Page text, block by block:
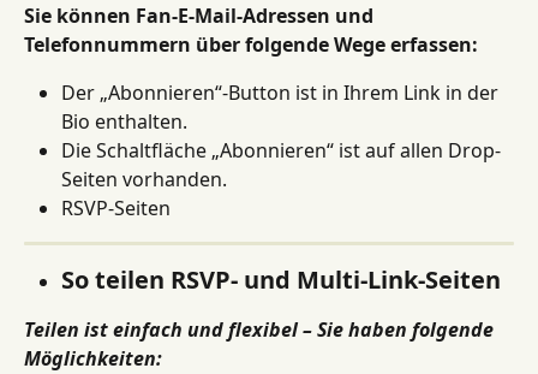
Sie können Fan-E-Mail-Adressen und
Telefonnummern über folgende Wege erfassen:
Der „Abonnieren“-Button ist in Ihrem Link in der
Bio enthalten.
Die Schaltfläche „Abonnieren“ ist auf allen Drop-
Seiten vorhanden.
RSVP-Seiten
So teilen RSVP- und Multi-Link-Seiten
Teilen ist einfach und flexibel – Sie haben folgende
Möglichkeiten: